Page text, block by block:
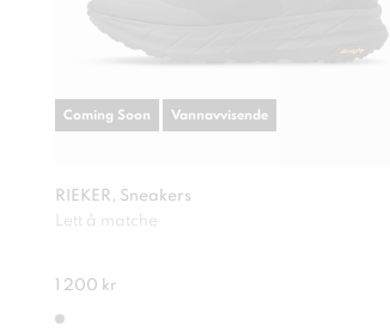
RIEKER, Sneakers
Lett å matche
1 200 kr
Coming Soon Vannavvisende